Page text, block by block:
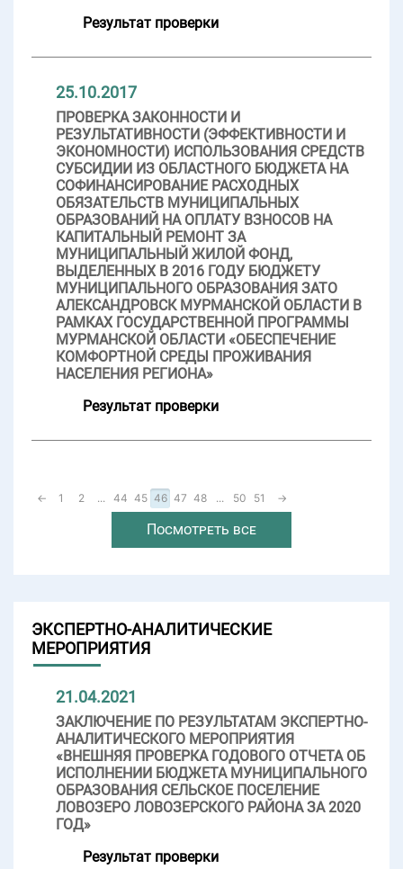
Результат проверки
25.10.2017
ПРОВЕРКА ЗАКОННОСТИ И
РЕЗУЛЬТАТИВНОСТИ (ЭФФЕКТИВНОСТИ И
ЭКОНОМНОСТИ) ИСПОЛЬЗОВАНИЯ СРЕДСТВ
СУБСИДИИ ИЗ ОБЛАСТНОГО БЮДЖЕТА НА
СОФИНАНСИРОВАНИЕ РАСХОДНЫХ
ОБЯЗАТЕЛЬСТВ МУНИЦИПАЛЬНЫХ
ОБРАЗОВАНИЙ НА ОПЛАТУ ВЗНОСОВ НА
КАПИТАЛЬНЫЙ РЕМОНТ ЗА
МУНИЦИПАЛЬНЫЙ ЖИЛОЙ ФОНД,
ВЫДЕЛЕННЫХ В 2016 ГОДУ БЮДЖЕТУ
МУНИЦИПАЛЬНОГО ОБРАЗОВАНИЯ ЗАТО
АЛЕКСАНДРОВСК МУРМАНСКОЙ ОБЛАСТИ В
РАМКАХ ГОСУДАРСТВЕННОЙ ПРОГРАММЫ
МУРМАНСКОЙ ОБЛАСТИ «ОБЕСПЕЧЕНИЕ
КОМФОРТНОЙ СРЕДЫ ПРОЖИВАНИЯ
НАСЕЛЕНИЯ РЕГИОНА»
Результат проверки
← 1 2 ... 44 45 46 47 48 ... 50 51 →
Посмотреть все
ЭКСПЕРТНО-АНАЛИТИЧЕСКИЕ
МЕРОПРИЯТИЯ
21.04.2021
ЗАКЛЮЧЕНИЕ ПО РЕЗУЛЬТАТАМ ЭКСПЕРТНО-
АНАЛИТИЧЕСКОГО МЕРОПРИЯТИЯ
«ВНЕШНЯЯ ПРОВЕРКА ГОДОВОГО ОТЧЕТА ОБ
ИСПОЛНЕНИИ БЮДЖЕТА МУНИЦИПАЛЬНОГО
ОБРАЗОВАНИЯ СЕЛЬСКОЕ ПОСЕЛЕНИЕ
ЛОВОЗЕРО ЛОВОЗЕРСКОГО РАЙОНА ЗА 2020
ГОД»
Результат проверки